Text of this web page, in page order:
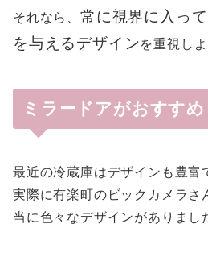
それなら、 常に視界に入っ
を与えるデザインを重視し
ミラードアがおすすめ
最近の冷蔵庫はデザインも豊富
実際に有楽町のビックカメラさ
当に色々なデザインがありまし